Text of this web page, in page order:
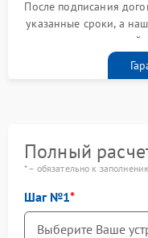
После подписания
указанные сроки, а
Полный
* – обязательно к
Шаг №1